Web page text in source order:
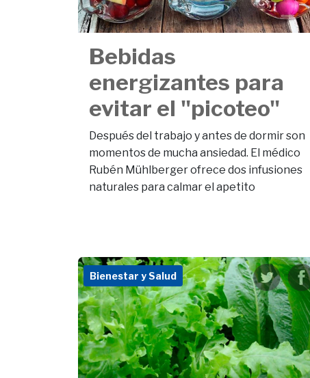
Bebidas
energizantes para
evitar el "picoteo"
Después del trabajo y antes de dormir son
momentos de mucha ansiedad. El médico
Rubén Mühlberger ofrece dos infusiones
naturales para calmar el apetito
Bienestar y Salud